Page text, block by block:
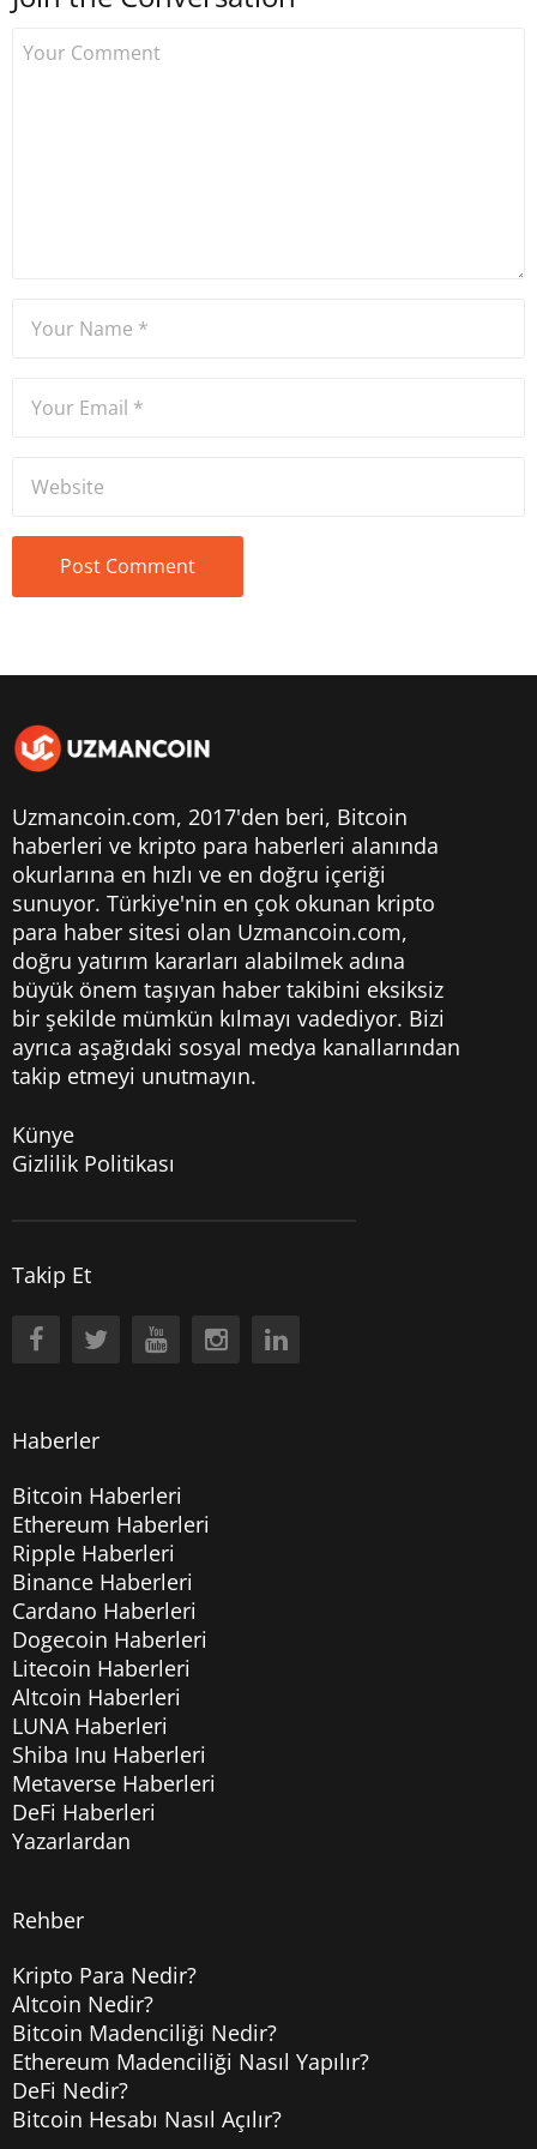
Uzmancoin.com, 2017'den beri, Bitcoin
haberleri ve kripto para haberleri alanında
okurlarına en hızlı ve en doğru içeriği
sunuyor. Türkiye'nin en çok okunan kripto
para haber sitesi olan Uzmancoin.com,
doğru yatırım kararları alabilmek adına
büyük önem taşıyan haber takibini eksiksiz
bir şekilde mümkün kılmayı vadediyor. Bizi
ayrıca aşağıdaki sosyal medya kanallarından
takip etmeyi unutmayın.
Künye
Gizlilik Politikası
Takip Et
Haberler
Bitcoin Haberleri
Ethereum Haberleri
Ripple Haberleri
Binance Haberleri
Cardano Haberleri
Dogecoin Haberleri
Litecoin Haberleri
Altcoin Haberleri
LUNA Haberleri
Shiba Inu Haberleri
Metaverse Haberleri
DeFi Haberleri
Yazarlardan
Rehber
Kripto Para Nedir?
Altcoin Nedir?
Bitcoin Madenciliği Nedir?
Ethereum Madenciliği Nasıl Yapılır?
DeFi Nedir?
Bitcoin Hesabı Nasıl Açılır?